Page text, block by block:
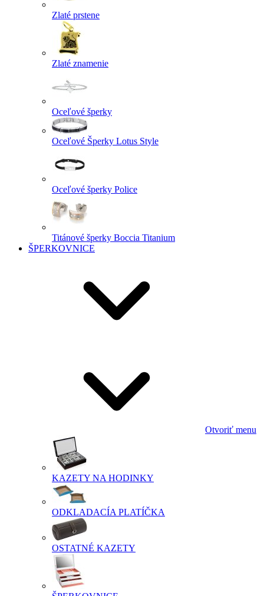
Zlaté prstene
Zlaté znamenie
Oceľové šperky
Oceľové Šperky Lotus Style
Oceľové šperky Police
Titánové šperky Boccia Titanium
ŠPERKOVNICE
Otvoriť menu
KAZETY NA HODINKY
ODKLADACÍA PLATÍČKA
OSTATNÉ KAZETY